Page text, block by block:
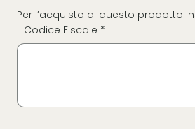
Per l’acquisto di questo prodotto
il Codice Fiscale *
a